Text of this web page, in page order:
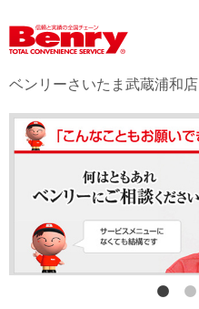
採用情報
店舗からのお知らせ
店舗日記
スタッフ紹介
プライバシーポリシー
本部スマホサイト
ベンリーさいたま武蔵浦和店